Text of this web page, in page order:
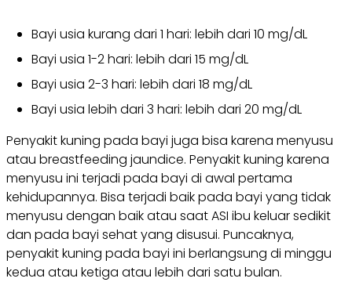
Bayi usia kurang dari 1 hari: lebih dari 10 mg/dL
Bayi usia 1-2 hari: lebih dari 15 mg/dL
Bayi usia 2-3 hari: lebih dari 18 mg/dL
Bayi usia lebih dari 3 hari: lebih dari 20 mg/dL
Penyakit kuning pada bayi juga bisa karena menyusu
atau breastfeeding jaundice. Penyakit kuning karena
menyusu ini terjadi pada bayi di awal pertama
kehidupannya. Bisa terjadi baik pada bayi yang tidak
menyusu dengan baik atau saat ASI ibu keluar sedikit
dan pada bayi sehat yang disusui. Puncaknya,
penyakit kuning pada bayi ini berlangsung di minggu
kedua atau ketiga atau lebih dari satu bulan.